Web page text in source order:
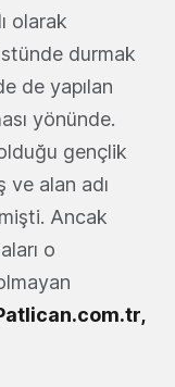
olarak
durmak
de yapılan
yönünde.
gençlik
ve alan adı
Ancak
o